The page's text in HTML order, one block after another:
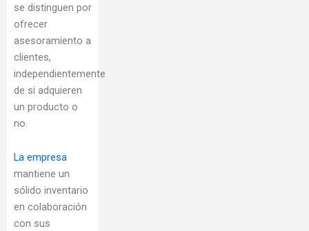
se distinguen por
ofrecer
asesoramiento a
clientes,
independientemente
de si adquieren
un producto o
no.
La empresa
mantiene un
sólido inventario
en colaboración
con sus